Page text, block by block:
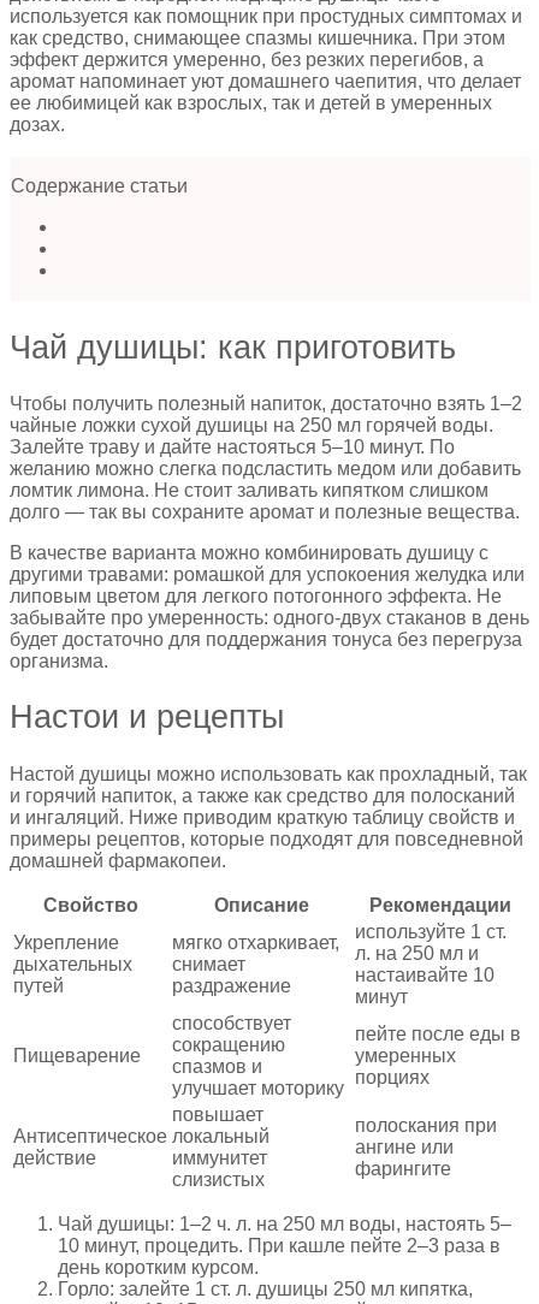
используется как помощник при простудных симптомах и
как средство, снимающее спазмы кишечника. При этом
эффект держится умеренно, без резких перегибов, а
аромат напоминает уют домашнего чаепития, что делает
ее любимицей как взрослых, так и детей в умеренных
дозах.
Содержание статьи
Чай душицы: как приготовить
Чтобы получить полезный напиток, достаточно взять 1–2
чайные ложки сухой душицы на 250 мл горячей воды.
Залейте траву и дайте настояться 5–10 минут. По
желанию можно слегка подсластить медом или добавить
ломтик лимона. Не стоит заливать кипятком слишком
долго — так вы сохраните аромат и полезные вещества.
В качестве варианта можно комбинировать душицу с
другими травами: ромашкой для успокоения желудка или
липовым цветом для легкого потогонного эффекта. Не
забывайте про умеренность: одного-двух стаканов в день
будет достаточно для поддержания тонуса без перегруза
организма.
Настои и рецепты
Настой душицы можно использовать как прохладный, так
и горячий напиток, а также как средство для полосканий
и ингаляций. Ниже приводим краткую таблицу свойств и
примеры рецептов, которые подходят для повседневной
домашней фармакопеи.
Свойство Описание
Рекомендации
Укрепление
дыхательных
путей
мягко отхаркивает,
снимает
раздражение
используйте 1 ст.
л. на 250 мл и
настаивайте 10
минут
Пищеварение
способствует
сокращению
спазмов и
улучшает моторику
пейте после еды в
умеренных
порциях
Антисептическое
действие
повышает
локальный
иммунитет
слизистых
полоскания при
ангине или
фарингите
Чай душицы: 1–2 ч. л. на 250 мл воды, настоять 5–
10 минут, процедить. При кашле пейте 2–3 раза в
день коротким курсом.
Горло: залейте 1 ст. л. душицы 250 мл кипятка,